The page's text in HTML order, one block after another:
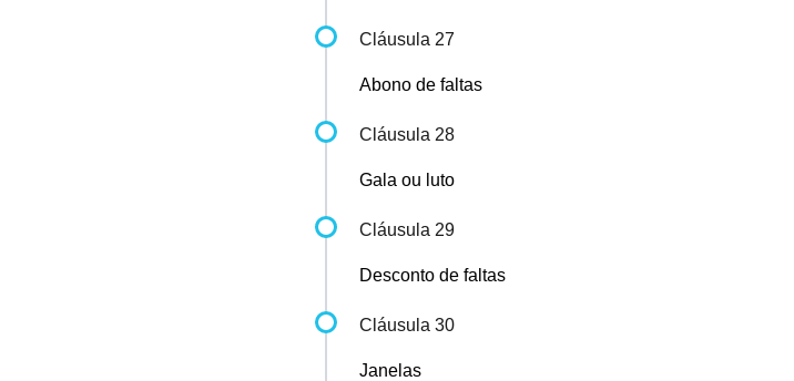
Cláusula 27
Abono de faltas
Cláusula 28
Gala ou luto
Cláusula 29
Desconto de faltas
Cláusula 30
Janelas